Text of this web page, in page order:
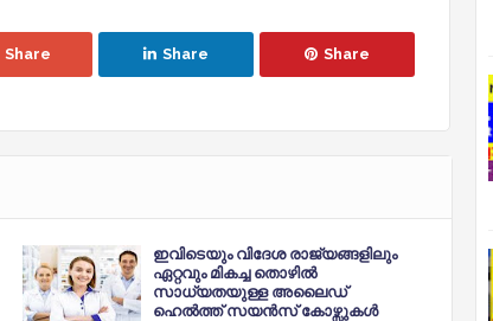
Share Share Share
ഇവിടെയും വിദേശ രാജ്യങ്ങളിലും
ഏറ്റവും മികച്ച തൊഴിൽ
സാധ്യതയുള്ള അലൈഡ്
ഹെൽത്ത് സയൻസ് കോഴ്സുകൾ